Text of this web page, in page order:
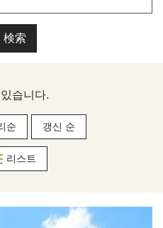
検索
습니다.
순 갱신 순
리스트